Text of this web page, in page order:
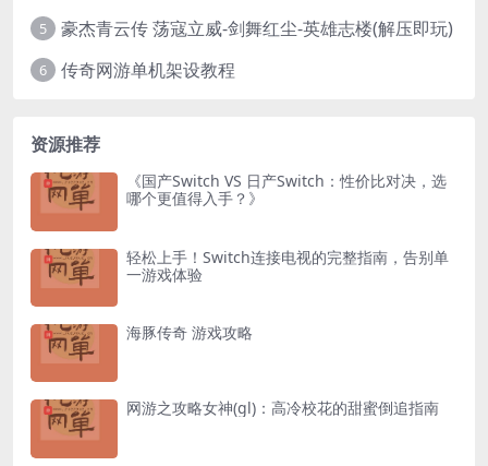
5 豪杰青云传 荡寇立威-剑舞红尘-英雄志楼(解压即玩)
6 传奇网游单机架设教程
资源推荐
《国产Switch VS 日产Switch：性价比对决，选
哪个更值得入手？》
轻松上手！Switch连接电视的完整指南，告别单
一游戏体验
海豚传奇 游戏攻略
网游之攻略女神(gl)：高冷校花的甜蜜倒追指南